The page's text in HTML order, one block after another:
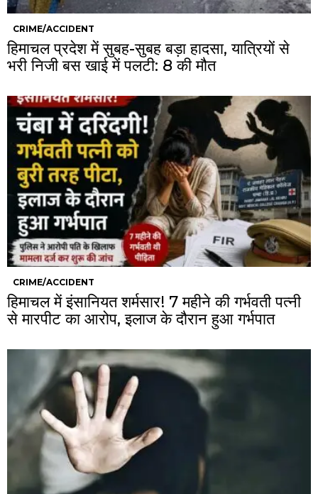
CRIME/ACCIDENT
हिमाचल प्रदेश में सुबह-सुबह बड़ा हादसा, यात्रियों से
भरी निजी बस खाई में पलटी: 8 की मौत
CRIME/ACCIDENT
हिमाचल में इंसानियत शर्मसार! 7 महीने की गर्भवती पत्नी
से मारपीट का आरोप, इलाज के दौरान हुआ गर्भपात